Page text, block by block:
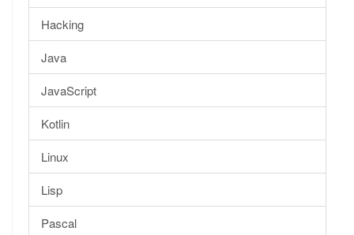
Hacking
Java
JavaScript
Kotlin
Linux
Lisp
Pascal